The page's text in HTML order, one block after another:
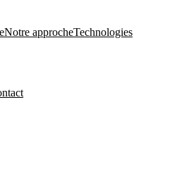
Notre approcheTechnologies